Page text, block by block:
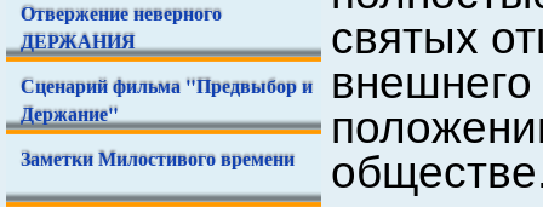
Отвержение неверного
ДЕРЖАНИЯ
Сценарий фильма "Предвыбор и
Держание"
Заметки Милостивого времени
святых